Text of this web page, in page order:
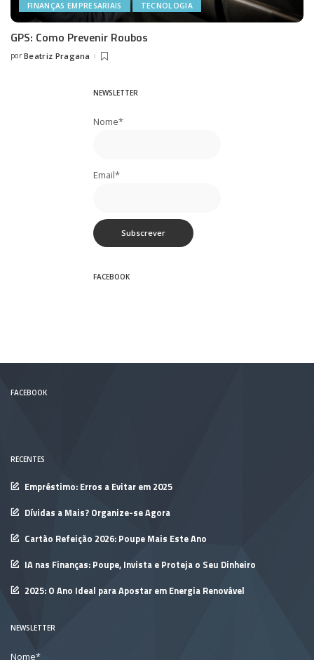
FINANÇAS EMPRESARIAIS TECNOLOGIA
GPS: Como Prevenir Roubos
Posted
por Beatriz Pragana
NEWSLETTER
Nome*
Email*
FACEBOOK
FACEBOOK
RECENTES
Empréstimo: Erros a Evitar em 2025
Dívidas a Mais? Organize-se Agora
Cartão Refeição 2026: Poupe Mais Este Ano
IA nas Finanças: Poupe, Invista e Proteja o Seu Dinheiro
2025: O Ano Ideal para Apostar em Energia Renovável
NEWSLETTER
Nome*